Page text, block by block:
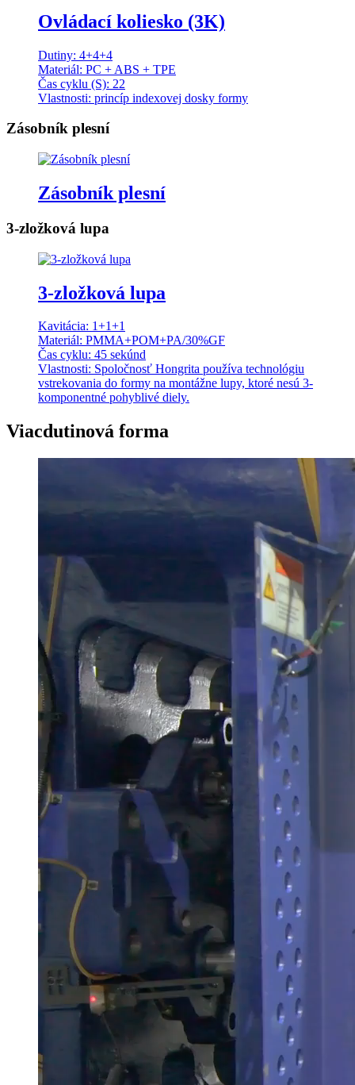
Ovládací koliesko (3K)
Dutiny: 4+4+4
Materiál: PC + ABS + TPE
Čas cyklu (S): 22
Vlastnosti: princíp indexovej dosky formy
Zásobník plesní
Zásobník plesní
3-zložková lupa
3-zložková lupa
Kavitácia: 1+1+1
Materiál: PMMA+POM+PA/30%GF
Čas cyklu: 45 sekúnd
Vlastnosti: Spoločnosť Hongrita používa technológiu
vstrekovania do formy na montážne lupy, ktoré nesú 3-
komponentné pohyblivé diely.
Viacdutinová forma